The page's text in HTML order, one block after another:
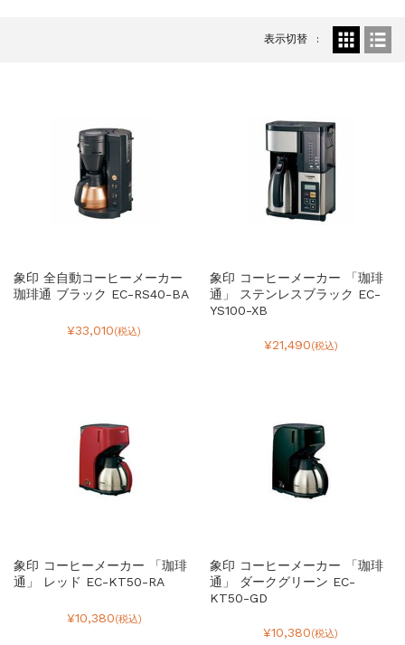
表示切替
象印 全自動コーヒーメーカー
珈琲通 ブラック EC-RS40-BA
¥33,010(税込)
象印 コーヒーメーカー 「珈琲
通」 ステンレスブラック EC-
YS100-XB
¥21,490(税込)
象印 コーヒーメーカー 「珈琲
通」 レッド EC-KT50-RA
¥10,380(税込)
象印 コーヒーメーカー 「珈琲
通」 ダークグリーン EC-
KT50-GD
¥10,380(税込)